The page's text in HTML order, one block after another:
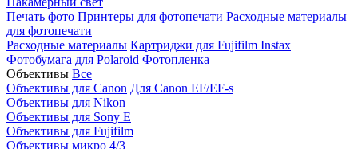
Печать фото Принтеры для фотопечати Расходные материалы
для фотопечати
Расходные материалы Картриджи для Fujifilm Instax
Фотобумага для Polaroid Фотопленка
Объективы Все
Объективы для Canon Для Canon EF/EF-s
Объективы для Nikon
Объективы для Sony E
Объективы для Fujifilm
Объективы микро 4/3